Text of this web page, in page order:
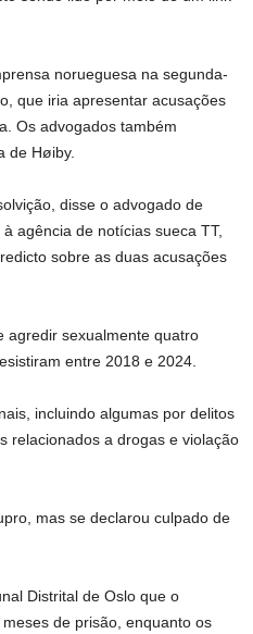
norueguesa na segunda-
que iria apresentar acusações
Os advogados também
de Høiby.
disse o advogado de
agência de notícias sueca TT,
sobre as duas acusações
agredir sexualmente quatro
entre 2018 e 2024.
incluindo algumas por delitos
relacionados a drogas e violação
mas se declarou culpado de
Distrital de Oslo que o
de prisão, enquanto os